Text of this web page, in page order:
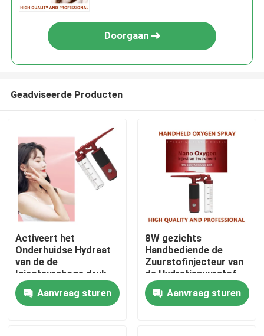
Thuis
Over ons
Contacten
Doorgaan
Geadviseerde Producten
Activeert het
Onderhuidse Hydraat
van de de
Injecteurshoge druk
van de Cellenzuurstof
voedenAanvraag sturen
8W gezichts
Handbediende de
Zuurstofinjecteur van
de Hydratiezuurstof
Aanvraag sturen